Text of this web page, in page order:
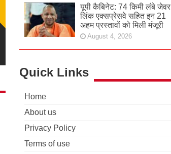
यूपी कैबिनेट: 74 किमी लंबे जेवर
लिंक एक्सप्रेसवे सहित इन 21
अहम प्रस्तावों को मिली मंजूरी
August 4, 2026
Quick Links
Home
About us
Privacy Policy
Terms of use